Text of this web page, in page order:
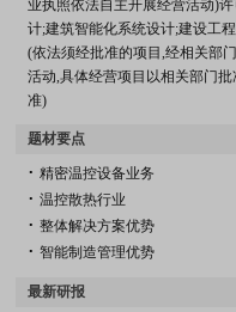
业执照依法自主开展经营活动)
计;建筑智能化系统设计;建设工
(依法须经批准的项目,经相关部
活动,具体经营项目以相关部门
准)
题材要点
. 精密温控设备业务
. 温控散热行业
. 整体解决方案优势
. 智能制造管理优势
最新研报